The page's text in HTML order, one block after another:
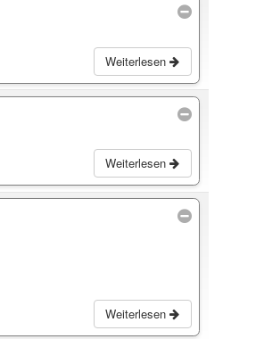
Weiterlesen
Weiterlesen
Weiterlesen